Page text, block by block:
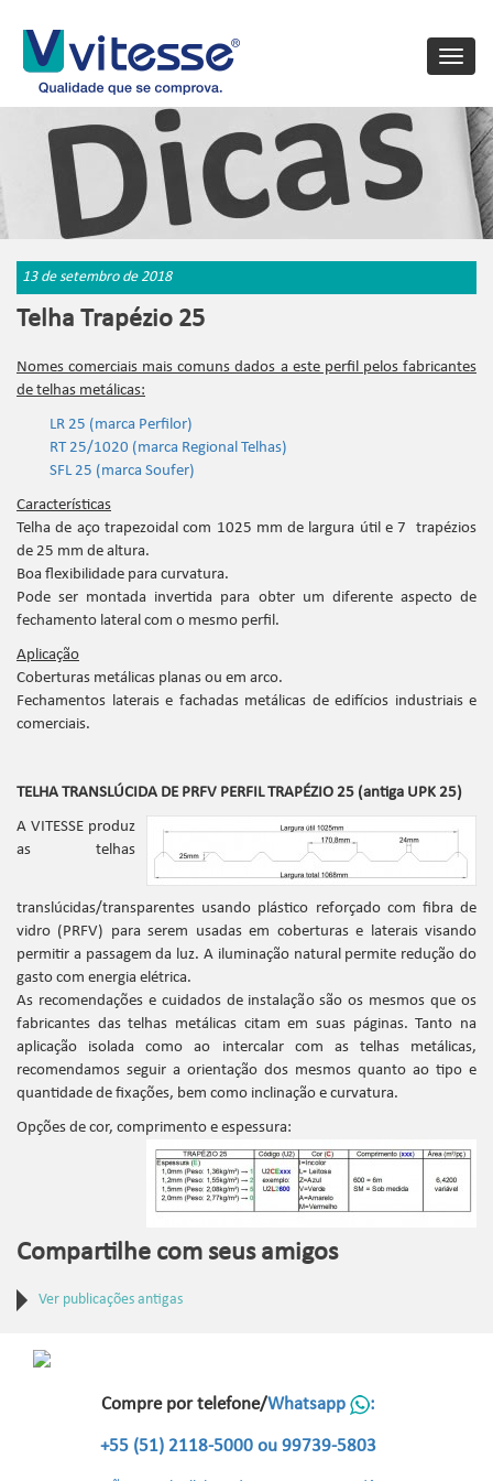
Toggle
13 de setembro de 2018
Telha Trapézio 25
Nomes comerciais mais comuns dados a este perfil pelos fabricantes
de telhas metálicas:
LR 25 (marca Perfilor)
RT 25/1020 (marca Regional Telhas)
SFL 25 (marca Soufer)
Características
Telha de aço trapezoidal com 1025 mm de largura útil e 7 trapézios
de 25 mm de altura.
Boa flexibilidade para curvatura.
Pode ser montada invertida para obter um diferente aspecto de
fechamento lateral com o mesmo perfil.
Aplicação
Coberturas metálicas planas ou em arco.
Fechamentos laterais e fachadas metálicas de edifícios industriais e
comerciais.
TELHA TRANSLÚCIDA DE PRFV PERFIL TRAPÉZIO 25 (antiga UPK 25)
A VITESSE produz
as telhas
translúcidas/transparentes usando plástico reforçado com fibra de
vidro (PRFV) para serem usadas em coberturas e laterais visando
permitir a passagem da luz. A iluminação natural permite redução do
gasto com energia elétrica.
As recomendações e cuidados de instalação são os mesmos que os
fabricantes das telhas metálicas citam em suas páginas. Tanto na
aplicação isolada como ao intercalar com as telhas metálicas,
recomendamos seguir a orientação dos mesmos quanto ao tipo e
quantidade de fixações, bem como inclinação e curvatura.
Opções de cor, comprimento e espessura:
Compartilhe com seus amigos
Ver publicações antigas
Compre por telefone/Whatsapp :
+55 (51) 2118-5000 ou 99739-5803